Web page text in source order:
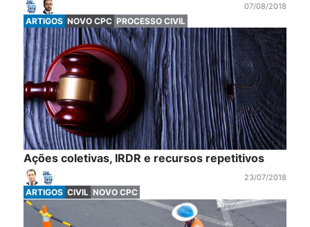
07/08/2018
ARTIGOS NOVO CPC PROCESSO CIVIL
Ações coletivas, IRDR e recursos repetitivos
23/07/2018
ARTIGOS CIVIL NOVO CPC